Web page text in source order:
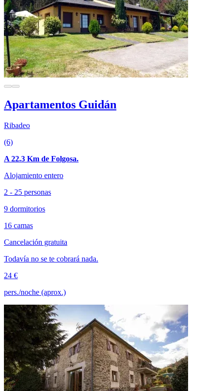
Apartamentos Guidán
Ribadeo
(6)
A 22.3 Km de Folgosa.
Alojamiento entero
2 - 25 personas
9 dormitorios
16 camas
Cancelación gratuita
Todavía no se te cobrará nada.
24 €
pers./noche (aprox.)